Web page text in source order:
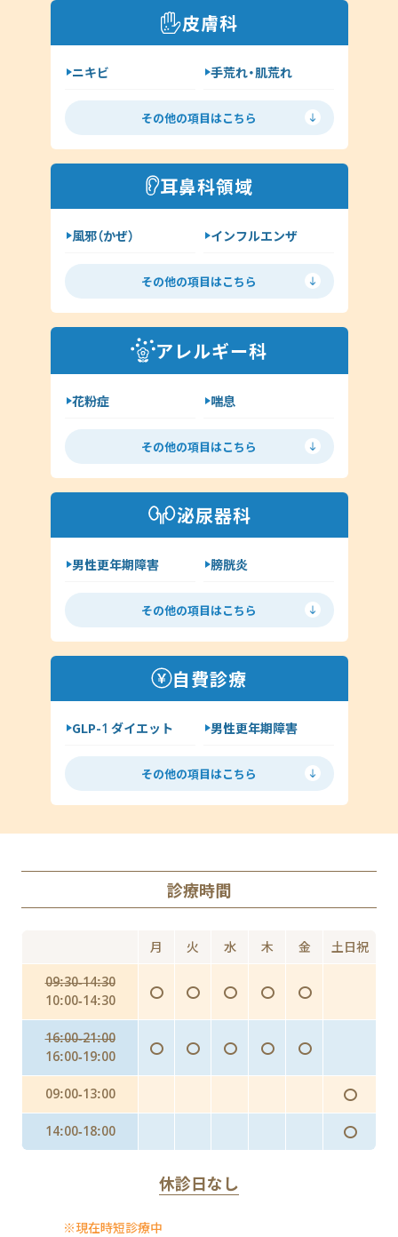
咳喘息
消化器内科
呼吸器内科
新型コロナウイルス感染症
皮膚科
ニキビ
手荒れ・肌荒れ
じんましん
水虫
ヘルペス
帯状疱疹
イボ（尋常性疣贅:ゆうぜい）
しみ・肝斑
ハイドロキノン
その他（皮膚科）
その他の項目はこちら
耳鼻科領域
風邪（かぜ）
インフルエンザ
扁桃炎
花粉症
舌下免疫療法
中耳炎
クラミジア
その他（耳鼻科領域）
その他の項目はこちら
アレルギー科
花粉症
喘息
舌下免疫療法
アレルギー検査
手荒れ・肌荒れ
じんましん
その他（アレルギー科）
その他の項目はこちら
泌尿器科
男性更年期障害
膀胱炎
尿道炎
亀頭包皮炎
性病の種類について
ヘルペス
クラミジア
梅毒
尖圭コンジローマ
マイコプラズマ・ウレアプラズマ
その他の項目はこちら
自費診療
GLP-1 ダイエット
男性更年期障害
低用量ピル
ミニピル
月経移動
アフターピル
Doxy PEP（ドキシペップ）
インフルエンザ予防投与（予防内服）
インフルエンザワクチンの予防接種
その他の項目はこちら
診療時間
月 火 水 木 金 土日祝
09:30-14:30
10:00-14:30
〇 〇 〇 〇 〇
16:00-21:00
16:00-19:00
〇 〇 〇 〇 〇
09:00-13:00 〇
14:00-18:00 〇
休診日なし
※現在時短診療中